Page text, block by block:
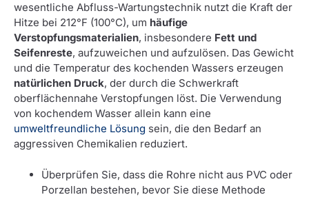
wesentliche Abfluss-Wartungstechnik nutzt die Kraft der
Hitze bei 212°F (100°C), um häufige
Verstopfungsmaterialien, insbesondere Fett und
Seifenreste, aufzuweichen und aufzulösen. Das Gewicht
und die Temperatur des kochenden Wassers erzeugen
natürlichen Druck, der durch die Schwerkraft
oberflächennahe Verstopfungen löst. Die Verwendung
von kochendem Wasser allein kann eine
umweltfreundliche Lösung sein, die den Bedarf an
aggressiven Chemikalien reduziert.
Überprüfen Sie, dass die Rohre nicht aus PVC oder
Porzellan bestehen, bevor Sie diese Methode